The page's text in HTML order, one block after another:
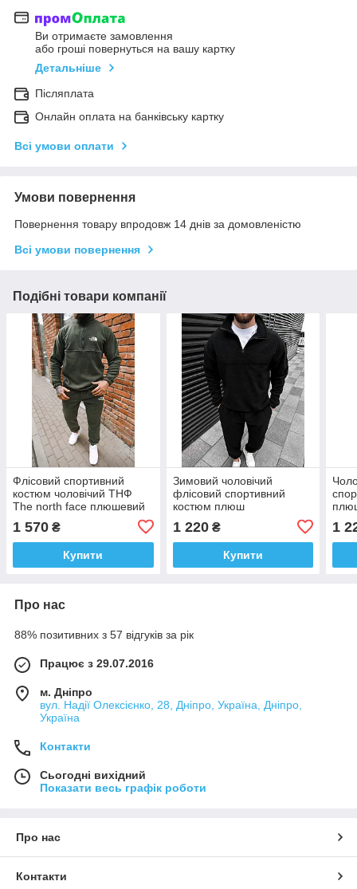
Ви отримаєте замовлення
або гроші повернуться на вашу картку
Детальніше
Післяплата
Онлайн оплата на банківську картку
Всі умови оплати
Умови повернення
Повернення товару впродовж 14 днів за домовленістю
Всі умови повернення
Подібні товари компанії
Флісовий спортивний
костюм чоловічий ТНФ
The north face плюшевий
1 570 ₴
Купити
Зимовий чоловічий
флісовий спортивний
костюм плюш
1 220₴
Купити
1
Про нас
88% позитивних з 57 відгуків за рік
Працює з 29.07.2016
м. Дніпро
вул. Надії Олексієнко, 28, Дніпро, Україна, Дніпро,
Україна
Контакти
Сьогодні вихідний
Показати весь графік роботи
Про нас
Контакти